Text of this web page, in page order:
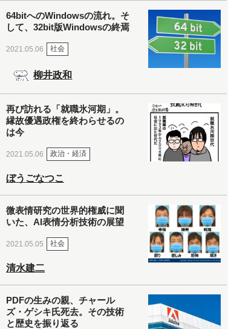
64bitへのWindowsの流れ。そ
して、32bit版Windowsの終焉
2021.05.06 社会
柳井政和
再び訪れる「就職氷河期」。
縁故優遇政権を終わらせるの
は今
2021.05.06 政治・経済
ぼうごなつこ
微表情研究の世界的権威に聞
いた、AI表情分析技術の展望
2021.05.05 社会
清水建二
PDFの生みの親、チャール
ズ・ゲシキ氏死去。その技術
と歴史を振り返る